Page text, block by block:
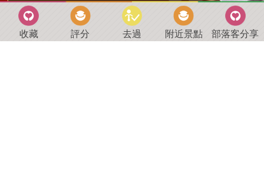
收藏 評分 去過 附近景點 部落客分享